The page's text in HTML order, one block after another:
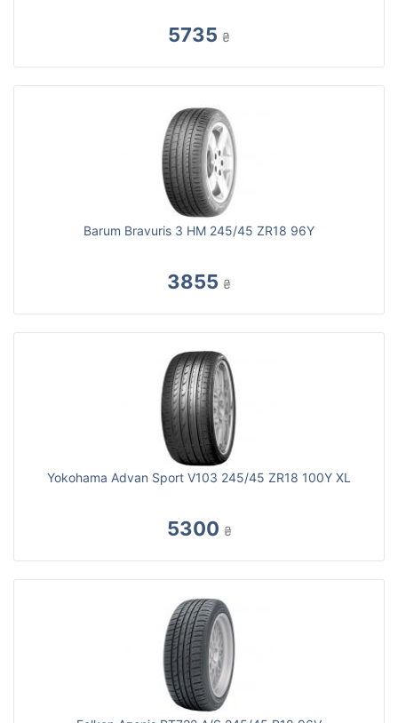
5735 ₴
Barum Bravuris 3 HM 245/45 ZR18 96Y
3855 ₴
Yokohama Advan Sport V103 245/45 ZR18 100Y XL
5300 ₴